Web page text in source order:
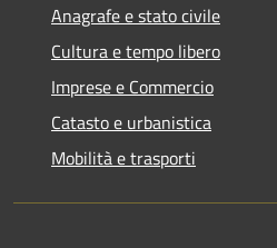
Anagrafe e stato civile
Cultura e tempo libero
Imprese e Commercio
Catasto e urbanistica
Mobilità e trasporti